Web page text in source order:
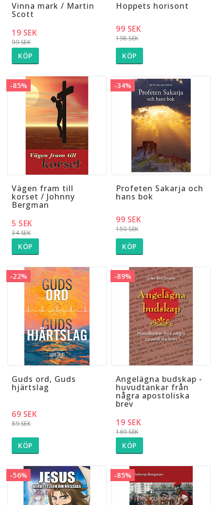
Vinna mark / Martin
Scott
99 SEK
19 SEK
KÖP
Hoppets horisont
198 SEK
99 SEK
KÖP
-85%
Vägen fram till
korset / Johnny
Bergman
34 SEK
5 SEK
KÖP
-34%
Profeten Sakarja och
hans bok
150 SEK
99 SEK
KÖP
-22%
Guds ord, Guds
hjärtslag
89 SEK
69 SEK
KÖP
-89%
Angelägna budskap -
huvudtankar från
några apostoliska
brev
169 SEK
19 SEK
KÖP
-56% -85%